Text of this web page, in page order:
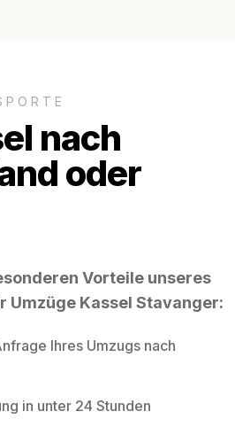
nach
oder
Vorteile unseres
Umzüge Kassel Stavanger:
Ihres Umzugs nach
in unter 24 Stunden